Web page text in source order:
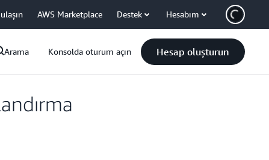
AWS Marketplace Destek Hesabım
Arama Konsolda oturum açın Hesap oluşturun